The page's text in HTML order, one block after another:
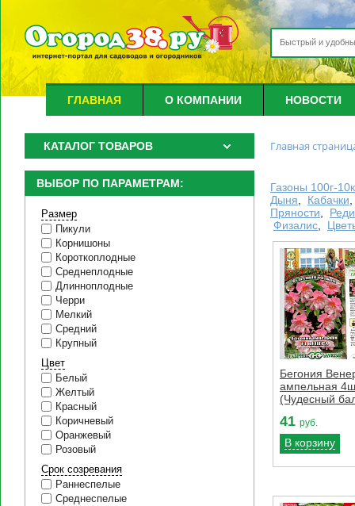
ГЛАВНАЯ О КОМПАНИИ НОВОСТИ
КАТАЛОГ ТОВАРОВ
ВЫБОР ПО ПАРАМЕТРАМ:
Размер
Пикули
Корнишоны
Короткоплодные
Среднеплодные
Длинноплодные
Черри
Мелкий
Средний
Крупный
Цвет
Белый
Желтый
Красный
Коричневый
Оранжевый
Розовый
Срок созревания
Раннеспелые
Среднеспелые
Главная
Газоны 100г-
Дыня
Кабачки
Пряности
Физалис
Бегония
ампельная
(Чудесный
41 руб.
В корзину